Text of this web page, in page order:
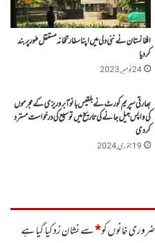
افغانستان نے نئی دلی میں اپنا سفارتخانہ مستقل طور پر بند
کردیا
24 نومبر, 2023
بھارتی سپریم کورٹ نے بلقیس بانو آبروریزی کے مجرموں
کی واپس جیل جانے کی تاریخ میں توسیع کی درخواست مسترد
کر دی
19 جنوری, 2024
ضروری خانوں کو*سے نشان زد کیا گیا ہے